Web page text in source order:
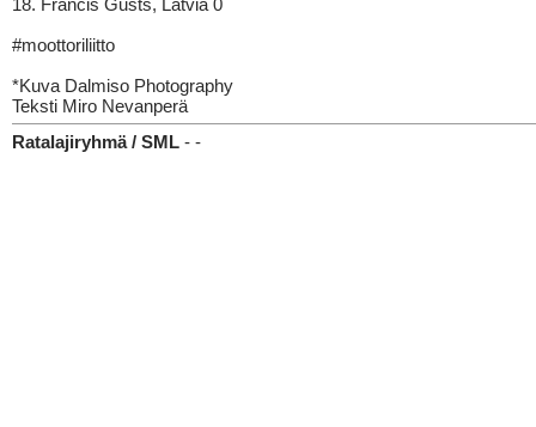
18. Francis Gusts, Latvia 0
#moottoriliitto
*Kuva Dalmiso Photography
Teksti Miro Nevanperä
Ratalajiryhmä / SML - -